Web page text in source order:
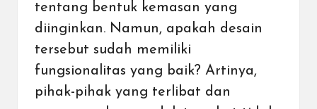
tentang bentuk kemasan yang
diinginkan. Namun, apakah desain
tersebut sudah memiliki
fungsionalitas yang baik? Artinya,
pihak-pihak yang terlibat dan